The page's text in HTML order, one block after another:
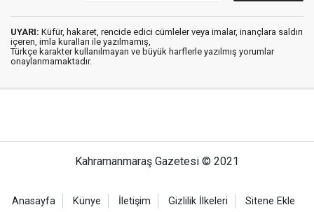
UYARI: Küfür, hakaret, rencide edici cümleler veya imalar, inançlara saldırı
içeren, imla kuralları ile yazılmamış,
Türkçe karakter kullanılmayan ve büyük harflerle yazılmış yorumlar
onaylanmamaktadır.
Kahramanmaraş Gazetesi © 2021
Anasayfa Künye İletişim Gizlilik İlkeleri Sitene Ekle